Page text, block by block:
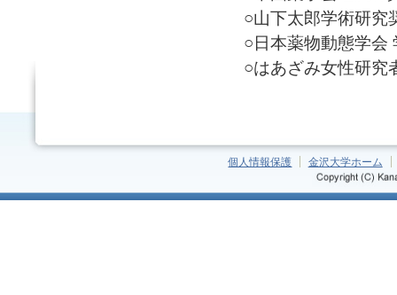
○山下太郎学術研究
○日本薬物動態学会
○はあざみ女性研究
個人情報保護 金沢大学ホーム